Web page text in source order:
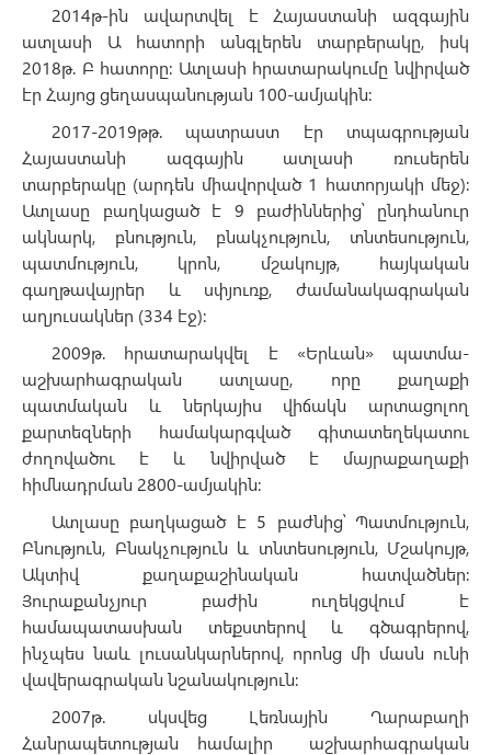
2014թ-ին ավարտվել է Հայաստանի ազգային
ատլասի Ա հատորի անգլերեն տարբերակը, իսկ
2018թ. Բ հատորը: Ատլասի հրատարակումը նվիրված
էր Հայոց ցեղասպանության 100-ամյակին:
2017-2019թթ. պատրաստ էր տպագրության
Հայաստանի ազգային ատլասի ռուսերեն
տարբերակը (արդեն միավորված 1 հատորյակի մեջ):
Ատլասը բաղկացած է 9 բաժիններից՝ ընդհանուր
ակնարկ, բնություն, բնակչություն, տնտեսություն,
պատմություն, կրոն, մշակույթ, հայկական
գաղթավայրեր և սփյուռք, ժամանակագրական
աղյուսակներ (334 էջ):
2009թ. հրատարակվել է «Երևան» պատմա-
աշխարհագրական ատլասը, որը քաղաքի
պատմական և ներկայիս վիճակն արտացոլող
քարտեզների համակարգված գիտատեղեկատու
ժողովածու է և նվիրված է մայրաքաղաքի
հիմնադրման 2800-ամյակին:
Ատլասը բաղկացած է 5 բաժնից՝ Պատմություն,
Բնություն, Բնակչություն և տնտեսություն, Մշակույթ,
Ակտիվ քաղաքաշինական հատվածներ:
Յուրաքանչյուր բաժին ուղեկցվում է
համապատասխան տեքստերով և գծագրերով,
ինչպես նաև լուսանկարներով, որոնց մի մասն ունի
վավերագրական նշանակություն:
2007թ. սկսվեց Լեռնային Ղարաբաղի
Հանրապետության համալիր աշխարհագրական